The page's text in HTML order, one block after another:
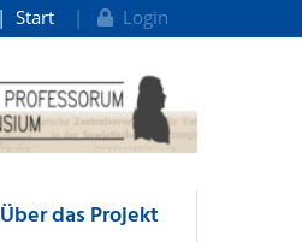
Start Login
Über das Projekt